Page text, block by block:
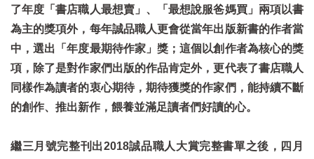
了年度「書店職人最想賣」、「最想說服爸媽買」兩項以書
為主的獎項外，每年誠品職人更會從當年出版新書的作者當
中，選出「年度最期待作家」獎；這個以創作者為核心的獎
項，除了是對作家們出版的作品肯定外，更代表了書店職人
同樣作為讀者的衷心期待，期待獲獎的作家們，能持續不斷
的創作、推出新作，餵養並滿足讀者們好讀的心。
繼三月號完整刊出2018誠品職人大賞完整書單之後，四月